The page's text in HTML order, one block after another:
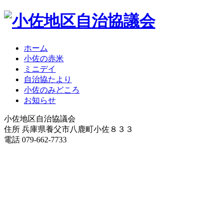
ホーム
小佐の赤米
ミニデイ
自治協たより
小佐のみどころ
お知らせ
小佐地区自治協議会
住所 兵庫県養父市八鹿町小佐８３３
電話 079-662-7733